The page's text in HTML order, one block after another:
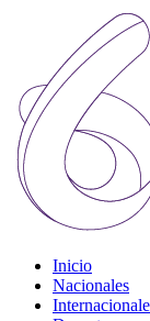
Inicio
Nacionales